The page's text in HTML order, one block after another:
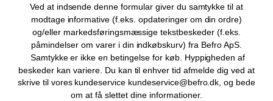
Fremhæv detaljer:Tilføj lys og kontrast til dine
billeder for at skabe mere dramatiske og interessante
resultater.
Fjern skygger:Eliminér hårde skygger fra ansigter og
andre objekter for at få mere jævne og flatterende
billeder.
Vælg den rigtige flash til dine behov:
Der findes en række forskellige flash-enheder på
Ved at indsende denne formular giver du samtykke til at
modtage informative (f.eks. opdateringer om din ordre)
og/eller markedsføringsmæssige tekstbeskeder (f.eks.
påmindelser om varer i din indkøbskurv) fra Befro ApS.
Samtykke er ikke en betingelse for køb. Hyppigheden af
beskeder kan variere. Du kan til enhver tid afmelde dig ved at
skrive til vores kundeservice kundeservice@befro.dk, og bede
om at få slettet dine informationer.